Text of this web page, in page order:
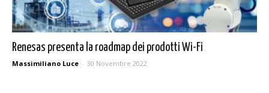
Renesas presenta la roadmap dei prodotti Wi-Fi
Massimiliano Luce - 30 Novembre 2022